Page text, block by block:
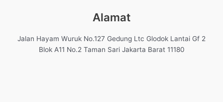
Alamat
Jalan Hayam Wuruk No.127 Gedung Ltc Glodok Lantai Gf 2
Blok A11 No.2 Taman Sari Jakarta Barat 11180